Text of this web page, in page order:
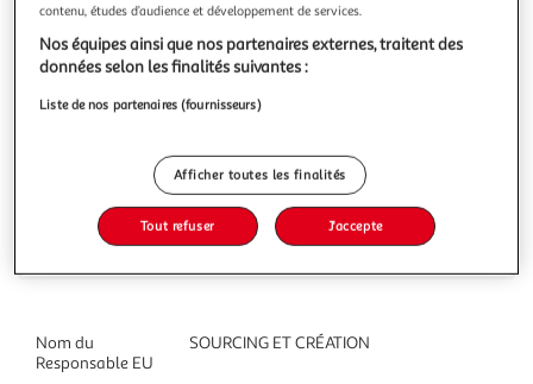
Vous voulez connaître le prix de ce produit ?
Afficher le prix
Nom du
Responsable EU
SOURCING ET CRÉATION
contenu, études d’audience et développement de services.
Nos équipes ainsi que nos partenaires externes, traitent des
données selon les finalités suivantes :
Liste de nos partenaires (fournisseurs)
Afficher toutes les finalités
Tout refuser J'accepte